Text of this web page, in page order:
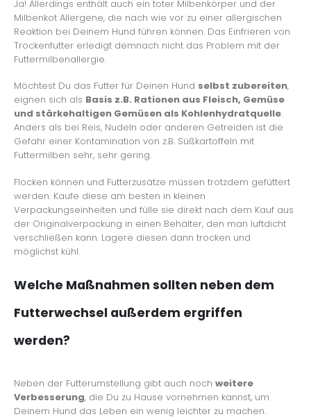
Ja! Allerdings enthält auch ein toter Milbenkörper und der
Milbenkot Allergene, die nach wie vor zu einer allergischen
Reaktion bei Deinem Hund führen können. Das Einfrieren von
Trockenfutter erledigt demnach nicht das Problem mit der
Futtermilbenallergie.
Möchtest Du das Futter für Deinen Hund selbst zubereiten,
eignen sich als Basis z.B. Rationen aus Fleisch, Gemüse
und stärkehaltigen Gemüsen als Kohlenhydratquelle.
Anders als bei Reis, Nudeln oder anderen Getreiden ist die
Gefahr einer Kontamination von z.B. Süßkartoffeln mit
Futtermilben sehr, sehr gering.
Flocken können und Futterzusätze müssen trotzdem gefüttert
werden. Kaufe diese am besten in kleinen
Verpackungseinheiten und fülle sie direkt nach dem Kauf aus
der Originalverpackung in einen Behälter, den man luftdicht
verschließen kann. Lagere diesen dann trocken und
möglichst kühl.
Welche Maßnahmen sollten neben dem
Futterwechsel außerdem ergriffen
werden?
Neben der Futterumstellung gibt auch noch weitere
Verbesserung, die Du zu Hause vornehmen kannst, um
Deinem Hund das Leben ein wenig leichter zu machen.